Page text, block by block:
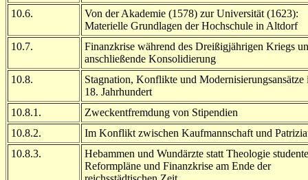
10.6.
Von der Akademie (1578) zur Universität (1623):
Materielle Grundlagen der Hochschule in Altdorf
10.7.
Finanzkrise während des Dreißigjährigen Kriegs
anschließende Konsolidierung
10.8.
Stagnation, Konflikte und Modernisierungsansätze
18. Jahrhundert
10.8.1.
Zweckentfremdung von Stipendien
10.8.2.
Im Konflikt zwischen Kaufmannschaft und
10.8.3.
Hebammen und Wundärzte statt Theologie
Reformpläne und Finanzkrise am Ende der